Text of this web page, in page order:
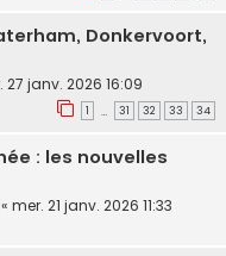
Donkervoort,
27 janv. 2026 16:09
1 … 31 32 33 34
: les nouvelles
« mer. 21 janv. 2026 11:33